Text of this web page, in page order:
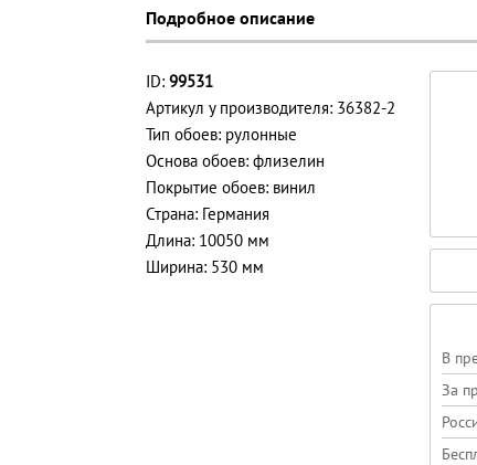
Подробное описание
ID: 99531
Артикул у производителя: 36382-2
Тип обоев: рулонные
Основа обоев: флизелин
Покрытие обоев: винил
Страна: Германия
Длина: 10050 мм
Ширина: 530 мм
В
За